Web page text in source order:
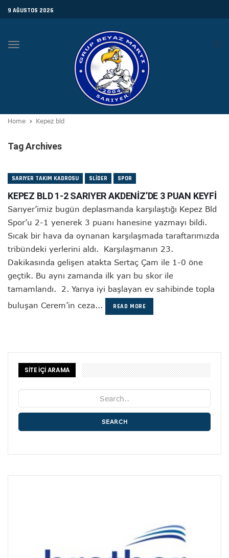
9 AĞUSTOS 2026
Toggle
Home Kepez bld
Tag Archives
SARIYER TAKIM KADROSU SLIDER SPOR
KEPEZ BLD 1-2 SARIYER AKDENİZ’DE 3 PUAN KEYFİ
Sarıyer’imiz bugün deplasmanda karşılaştığı Kepez Bld
Spor’u 2-1 yenerek 3 puanı hanesine yazmayı bildi.
Sıcak bir hava da oynanan karşılaşmada taraftarımızda
tribündeki yerlerini aldı. Karşılaşmanın 23.
Dakikasında gelişen atakta Sertaç Çam ile 1-0 öne
geçtik. Bu aynı zamanda ilk yarı bu skor ile
tamamlandı. 2. Yarıya iyi başlayan ev sahibinde topla
buluşan Cerem’in ceza...
READ MORE
SİTE İÇİ ARAMA
SEARCH